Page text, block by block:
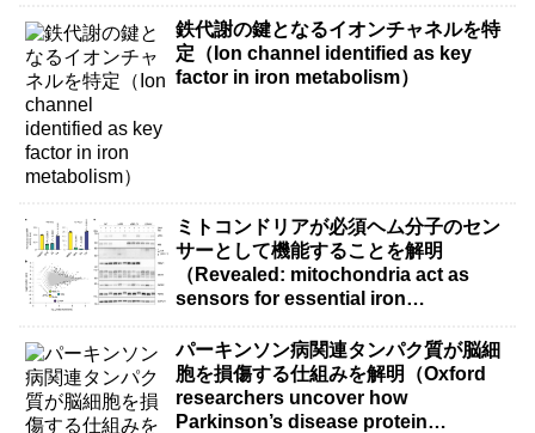
鉄代謝の鍵となるイオンチャネルを特
定（Ion channel identified as key
factor in iron metabolism）
ミトコンドリアが必須ヘム分子のセン
サーとして機能することを解明
（Revealed: mitochondria act as
sensors for essential iron
パーキンソン病関連タンパク質が脳細
胞を損傷する仕組みを解明（Oxford
researchers uncover how
Parkinson’s disease protein